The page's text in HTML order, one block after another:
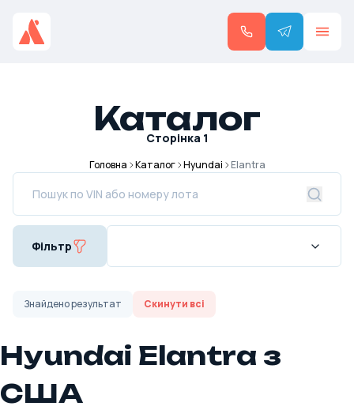
Каталог
Сторінка 1
Головна Каталог Hyundai Elantra
Фільтр
Знайденорезультат Скинути всі
Hyundai Elantra з
США